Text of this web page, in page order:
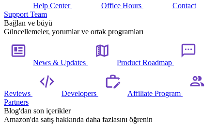
Help Center Office Hours
Contact
Support Team
Bağlan ve büyü
Güncellemeler, yorumlar ve ortak programları
News & Updates Product Roadmap
Reviews Developers
Affiliate Program
Partners
Blog'dan son içerikler
Amazon'da satış hakkında daha fazlasını öğrenin